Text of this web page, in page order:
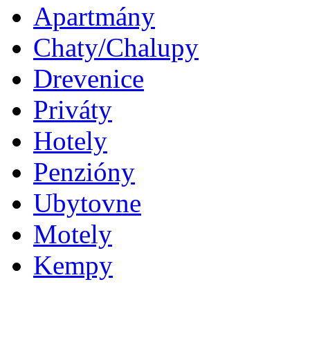
Apartmány
Chaty/Chalupy
Drevenice
Priváty
Hotely
Penzióny
Ubytovne
Motely
Kempy